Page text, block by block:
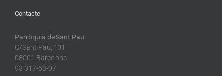
Contacte
Parròquia de Sant Pau
C/Sant Pau, 101
08001 Barcelona
93 317-63-97